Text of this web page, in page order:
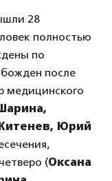
28
полностью
по
после
медицинского
Юрий
(Оксана